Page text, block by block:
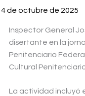
de octubre de 2025
Inspector General
disertante en la
Penitenciario
Cultural Penitenciario
La actividad incluyó